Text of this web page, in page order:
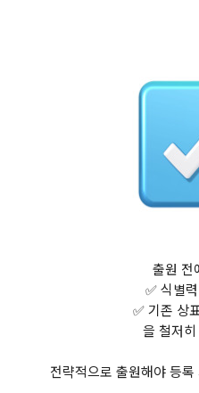
출원 전
✅ 식별
✅ 기존 상
을 철저
전략적으로 출원해야 등